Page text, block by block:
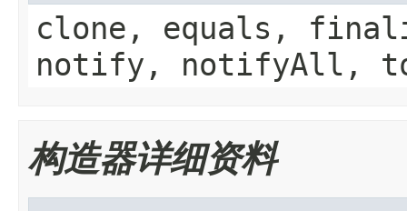
clone, equals,
notify, notifyAll,
构造器详细资料